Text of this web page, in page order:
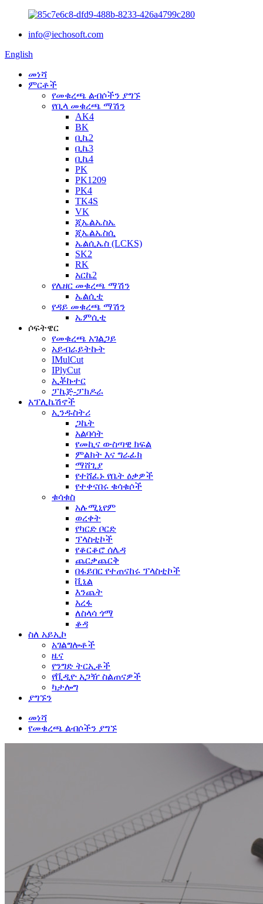
info@iechosoft.com
English
መነሻ
ምርቶች
የመቁረጫ ልብሶችን ያግኙ
የቢላ መቁረጫ ማሽን
AK4
BK
ቢኬ2
ቢኬ3
ቢኬ4
PK
PK1209
PK4
TK4S
VK
ጂኤልኤስኤ
ጂኤልኤስሲ
ኤልሲኤስ (LCKS)
SK2
RK
አርኬ2
የሌዘር መቁረጫ ማሽን
ኤልሲቲ
የዳይ መቁረጫ ማሽን
ኤምሲቲ
ሶፍትዌር
የመቁረጫ አገልጋይ
አይብራይትኩት
IMulCut
IPlyCut
ኢቾኩተር
ፓኬጅ-ፓክዶራ
አፕሊኬሽኖች
ኢንዱስትሪ
ጋኬት
አልባሳት
የመኪና ውስጣዊ ክፍል
ምልክት እና ግራፊክ
ማሸጊያ
የተሸፈኑ የቤት ዕቃዎች
የተቀናበሩ ቁሳቁሶች
ቁሳቁስ
አሉሚኒየም
ወረቀት
የካርድ ቦርድ
ፕላስቲኮች
የቆርቆሮ ሰሌዳ
ጨርቃጨርቅ
በፋይበር የተጠናከሩ ፕላስቲኮች
ቪኒል
እንጨት
አረፋ
ለስላሳ ጎማ
ቆዳ
ስለ አይኢኮ
አገልግሎቶች
ዜና
የንግድ ትርኢቶች
የቪዲዮ አጋዥ ስልጠናዎች
ካታሎግ
ያግኙን
መነሻ
የመቁረጫ ልብሶችን ያግኙ